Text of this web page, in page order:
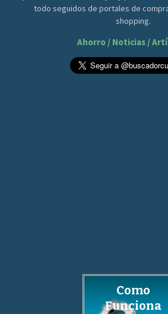
todo seguidos de portales de
shopping.
Ahorro / Noticias /
Como
Funciona